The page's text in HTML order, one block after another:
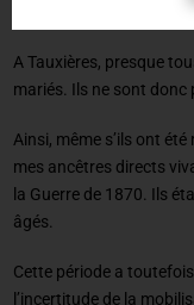
A Tauxières, presque
mariés. Ils ne sont donc
Ainsi, même s’ils ont
mes ancêtres directs
la Guerre de 1870. Ils
âgés.
Cette période a
l’incertitude de la